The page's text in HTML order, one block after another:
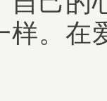
样。在